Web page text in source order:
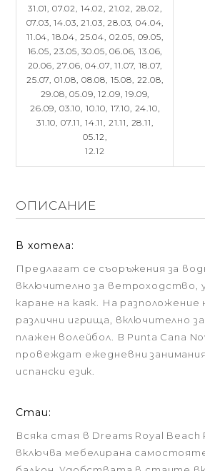
31.01, 07.02, 14.02, 21.02, 28.02,
07.03,14.03,21.03,28.03,04.04,
11.04, 18.04, 25.04, 02.05, 09.05,
16.05,23.05,30.05,06.06,13.06,
20.06,27.06,04.07,11.07,18.07,
25.07, 01.08, 08.08, 15.08, 22.08,
29.08,05.09,12.09,19.09,
26.09, 03.10, 10.10, 17.10, 24.10,
31.10, 07.11, 14.11, 21.11, 28.11,
05.12,
12.12
ОПИСАНИЕ
В хотела:
Предлагат се съоръжения за
включително за ветроходство,
каране на каяк. На
различни игрища, включително
плажен волейбол. В Punta Cana
провеждат ежедневни
испански език.
Стаи:
Всяка стая в Dreams Royal Beach
включва мебелирана